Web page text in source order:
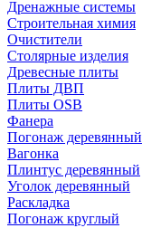
Дренажные системы
Строительная химия
Очистители
Столярные изделия
Древесные плиты
Плиты ДВП
Плиты OSB
Фанера
Погонаж деревянный
Вагонка
Плинтус деревянный
Уголок деревянный
Раскладка
Погонаж круглый